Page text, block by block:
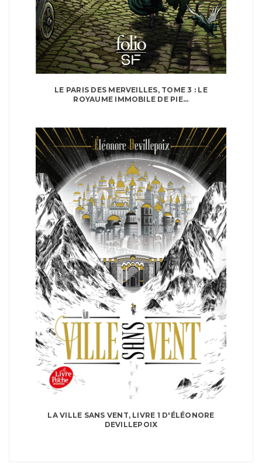
LE PARIS DES MERVEILLES, TOME 3 : LE
ROYAUME IMMOBILE DE PIE...
LA VILLE SANS VENT, LIVRE 1 D'ÉLÉONORE
DEVILLEPOIX